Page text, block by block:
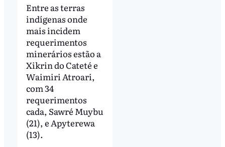
Entre as terras
indígenas onde
mais incidem
requerimentos
minerários estão a
Xikrin do Cateté e
Waimiri Atroari,
com 34
requerimentos
cada, Sawré Muybu
(21), e Apyterewa
(13).